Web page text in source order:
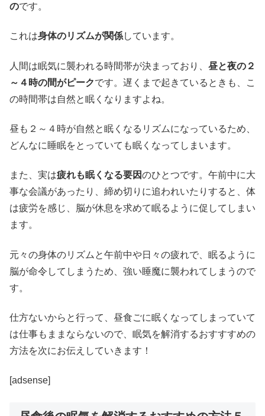
のです。
これは身体のリズムが関係しています。
人間は眠気に襲われる時間帯が決まっており、 昼と夜の２
～４時の間がピークです。遅くまで起きているときも、こ
の時間帯は自然と眠くなりますよね。
昼も２～４時が自然と眠くなるリズムになっているため、
どんなに睡眠をとっていても眠くなってしまいます。
また、実は疲れも眠くなる要因のひとつです。午前中に大
事な会議があったり、締め切りに追われいたりすると、体
は疲労を感じ、脳が休息を求めて眠るように促してしまい
ます。
元々の身体のリズムと午前中や日々の疲れで、眠るように
脳が命令してしまうため、強い睡魔に襲われてしまうので
す。
仕方ないからと行って、昼食ごに眠くなってしまっていて
は仕事もままならないので、眠気を解消するおすすすめの
方法を次にお伝えしていきます！
[adsense]